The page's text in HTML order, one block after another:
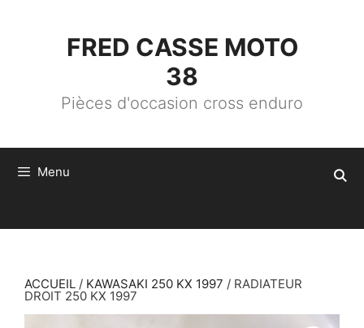
FRED CASSE MOTO
38
Pièces d'occasion cross enduro
Menu
ACCUEIL / KAWASAKI 250 KX 1997 / RADIATEUR
DROIT 250 KX 1997